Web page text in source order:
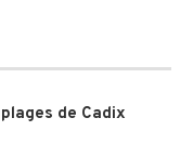
de Cadix